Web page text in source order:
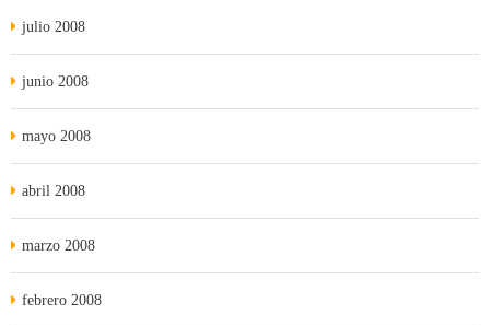
julio 2008
junio 2008
mayo 2008
abril 2008
marzo 2008
febrero 2008